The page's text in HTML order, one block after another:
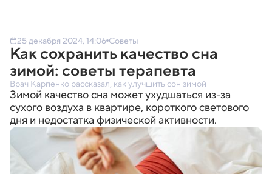
25 декабря 2024, 14:06 Советы
Как сохранить качество сна
зимой: советы терапевта
Врач Карпенко рассказал, как улучшить сон зимой
Зимой качество сна может ухудшаться из-за
сухого воздуха в квартире, короткого светового
дня и недостатка физической активности.